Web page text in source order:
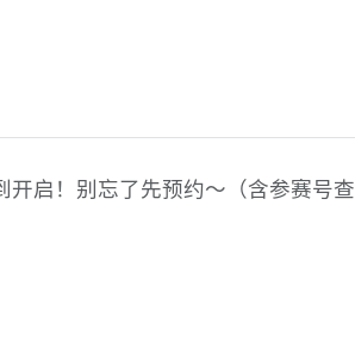
启！别忘了先预约～（含参赛号查